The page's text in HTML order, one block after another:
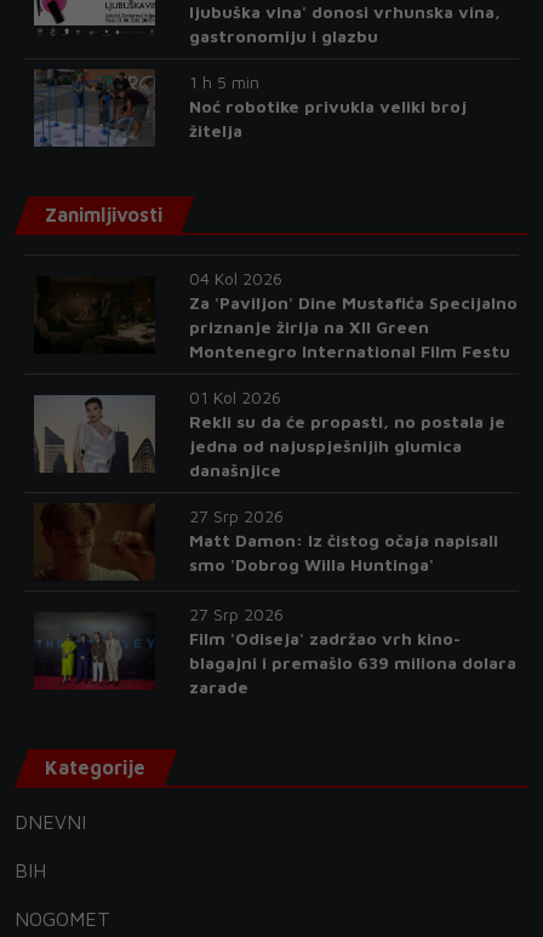
ljubuška vina' donosi vrhunska vina,
gastronomiju i glazbu
1 h 5 min
Noć robotike privukla veliki broj
žitelja
Zanimljivosti
04 Kol 2026
Za 'Paviljon' Dine Mustafića Specijalno
priznanje žirija na XII Green
Montenegro International Film Festu
01 Kol 2026
Rekli su da će propasti, no postala je
jedna od najuspješnijih glumica
današnjice
27 Srp 2026
Matt Damon: Iz čistog očaja napisali
smo 'Dobrog Willa Huntinga'
27 Srp 2026
Film 'Odiseja' zadržao vrh kino-
blagajni i premašio 639 miliona dolara
zarade
Kategorije
DNEVNI
BIH
NOGOMET